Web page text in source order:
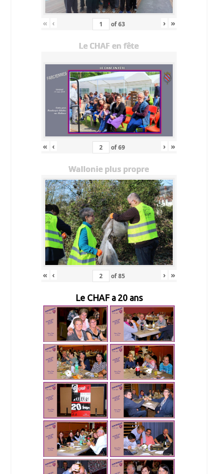
« ‹ of63 › »
Le CHAF en fête
« ‹ of69 › »
Wallonie plus propre
« ‹ of85 › »
Le CHAF a 20 ans